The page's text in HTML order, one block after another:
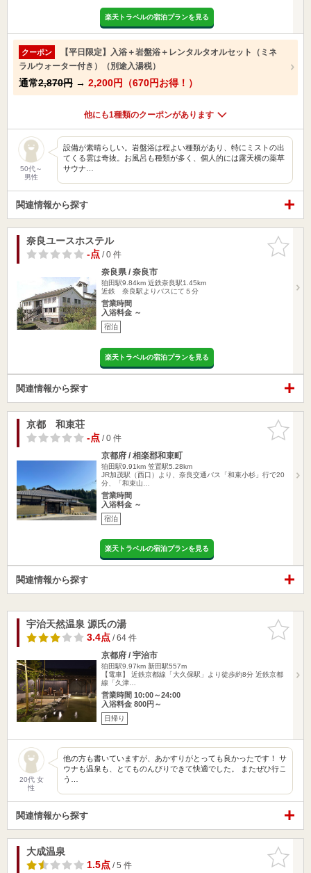
楽天トラベルの宿泊プランを見る
クーポン
【平日限定】入浴＋岩盤浴＋レンタルタオルセット（ミネ
ラルウォーター付き）（別途入湯税）
通常2,870円 → 2,200円（670円お得！）
他にも1種類のクーポンがあります
50代～
男性
設備が素晴らしい。岩盤浴は程よい種類があり、特にミストの出
てくる雲は奇抜。お風呂も種類が多く、個人的には露天横の薬草
サウナ…
関連情報から探す
お気に入
りに追加
奈良ユースホステル
-点/ 0 件
奈良県 / 奈良市
狛田駅9.84km 近鉄奈良駅1.45km
近鉄 奈良駅よりバスにて５分
営業時間
入浴料金 ～
宿泊
楽天トラベルの宿泊プランを見る
関連情報から探す
お気に入
りに追加
京都 和束荘
-点/ 0 件
京都府 / 相楽郡和束町
狛田駅9.91km 笠置駅5.28km
JR加茂駅（西口）より、奈良交通バス「和束小杉」行で20
分、「和束山…
営業時間
入浴料金 ～
宿泊
楽天トラベルの宿泊プランを見る
関連情報から探す
お気に入
りに追加
宇治天然温泉 源氏の湯
3.4点/ 64 件
京都府 / 宇治市
狛田駅9.97km 新田駅557m
【電車】 近鉄京都線「大久保駅」より徒歩約8分 近鉄京都
線「久津…
営業時間 10:00～24:00
入浴料金 800円～
日帰り
20代 女
性
他の方も書いていますが、あかすりがとっても良かったです！ サ
ウナも温泉も、とてものんびりできて快適でした。 またぜひ行こ
う…
関連情報から探す
お気に入
りに追加
大成温泉
1.5点/ 5 件